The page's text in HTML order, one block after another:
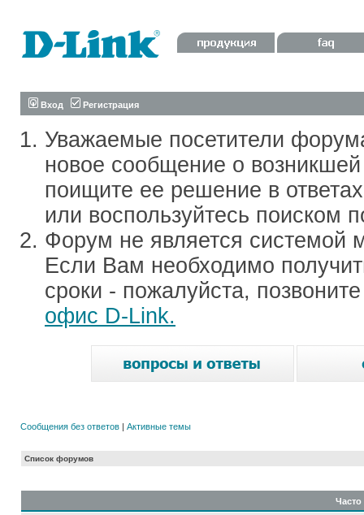
Вход Регистрация
Уважаемые посетители
новое сообщение о
поищите ее решение в
или воспользуйтесь поиском
Форум не является системой
Если Вам необходимо
сроки - пожалуйста,
офис D-Link.
Сообщения без ответов | Активные темы
Список форумов